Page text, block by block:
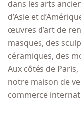
dans les arts
d’Asie et
œuvres d’art de
masques, des
céramiques, des
Aux côtés de
notre maison de
commerce